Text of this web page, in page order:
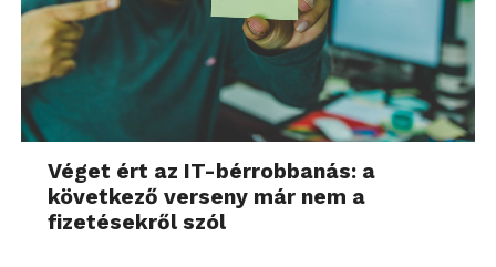
Véget ért az IT-bérrobbanás: a
következő verseny már nem a
fizetésekről szól